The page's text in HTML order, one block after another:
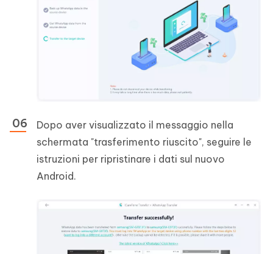
Dopo aver visualizzato il messaggio nella
schermata "trasferimento riuscito", seguire le
istruzioni per ripristinare i dati sul nuovo
Android.